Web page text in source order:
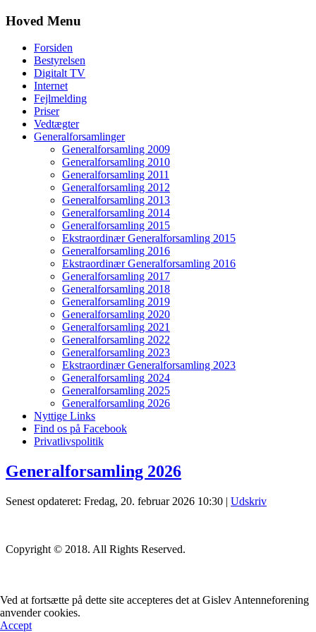
Hoved Menu
Forsiden
Bestyrelsen
Digitalt TV
Internet
Fejlmelding
Priser
Vedtægter
Generalforsamlinger
Generalforsamling 2009
Generalforsamling 2010
Generalforsamling 2011
Generalforsamling 2012
Generalforsamling 2013
Generalforsamling 2014
Generalforsamling 2015
Ekstraordinær Generalforsamling 2015
Generalforsamling 2016
Ekstraordinær Generalforsamling 2016
Generalforsamling 2017
Generalforsamling 2018
Generalforsamling 2019
Generalforsamling 2020
Generalforsamling 2021
Generalforsamling 2022
Generalforsamling 2023
Ekstraordinær Generalforsamling 2023
Generalforsamling 2024
Generalforsamling 2025
Generalforsamling 2026
Nyttige Links
Find os på Facebook
Privatlivspolitik
Generalforsamling 2026
Senest opdateret: Fredag, 20. februar 2026 10:30 | Udskriv
Copyright © 2018. All Rights Reserved.
Ved at fortsætte på dette site accepteres det at Gislev Antenneforening
anvender cookies.
Accept